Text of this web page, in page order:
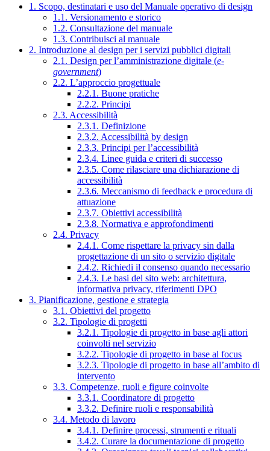
1. Scopo, destinatari e uso del Manuale operativo di design
1.1. Versionamento e storico
1.2. Consultazione del manuale
1.3. Contribuisci al manuale
2. Introduzione al design per i servizi pubblici digitali
2.1. Design per l’amministrazione digitale (e-
government)
2.2. L’approccio progettuale
2.2.1. Buone pratiche
2.2.2. Principi
2.3. Accessibilità
2.3.1. Definizione
2.3.2. Accessibilità by design
2.3.3. Principi per l’accessibilità
2.3.4. Linee guida e criteri di successo
2.3.5. Come rilasciare una dichiarazione di
accessibilità
2.3.6. Meccanismo di feedback e procedura di
attuazione
2.3.7. Obiettivi accessibilità
2.3.8. Normativa e approfondimenti
2.4. Privacy
2.4.1. Come rispettare la privacy sin dalla
progettazione di un sito o servizio digitale
2.4.2. Richiedi il consenso quando necessario
2.4.3. Le basi del sito web: architettura,
informativa privacy, riferimenti DPO
3. Pianificazione, gestione e strategia
3.1. Obiettivi del progetto
3.2. Tipologie di progetti
3.2.1. Tipologie di progetto in base agli attori
coinvolti nel servizio
3.2.2. Tipologie di progetto in base al focus
3.2.3. Tipologie di progetto in base all’ambito di
intervento
3.3. Competenze, ruoli e figure coinvolte
3.3.1. Coordinatore di progetto
3.3.2. Definire ruoli e responsabilità
3.4. Metodo di lavoro
3.4.1. Definire processi, strumenti e rituali
3.4.2. Curare la documentazione di progetto